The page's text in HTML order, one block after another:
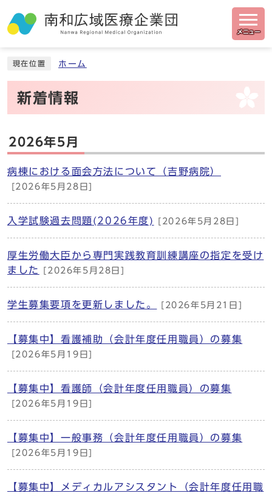
メニュー
現在位置 ホーム
新着情報
2026年5月
病棟における面会方法について（吉野病院）
[2026年5月28日]
入学試験過去問題(2026年度) [2026年5月28日]
厚生労働大臣から専門実践教育訓練講座の指定を受け
ました
[2026年5月28日]
学生募集要項を更新しました。 [2026年5月21日]
【募集中】看護補助（会計年度任用職員）の募集
[2026年5月19日]
【募集中】看護師（会計年度任用職員）の募集
[2026年5月19日]
【募集中】一般事務（会計年度任用職員）の募集
[2026年5月19日]
【募集中】メディカルアシスタント（会計年度任用職